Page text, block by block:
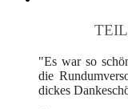
"Es war so
die
dickes